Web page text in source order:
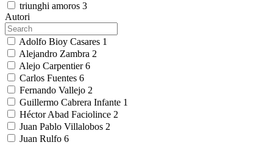
triunghi amoros 3
Autori
Adolfo Bioy Casares 1
Alejandro Zambra 2
Alejo Carpentier6
Carlos Fuentes 6
Fernando Vallejo 2
Guillermo Cabrera Infante 1
Héctor Abad Faciolince 2
Juan Pablo Villalobos 2
Juan Rulfo 6